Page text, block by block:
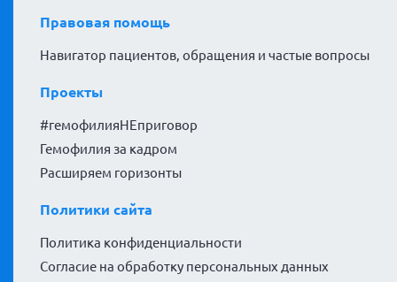
Правовая помощь
Навигатор пациентов, обращения и частые вопросы
Проекты
#гемофилияНЕприговор
Гемофилия за кадром
Расширяем горизонты
Политики сайта
Политика конфиденциальности
Согласие на обработку персональных данных